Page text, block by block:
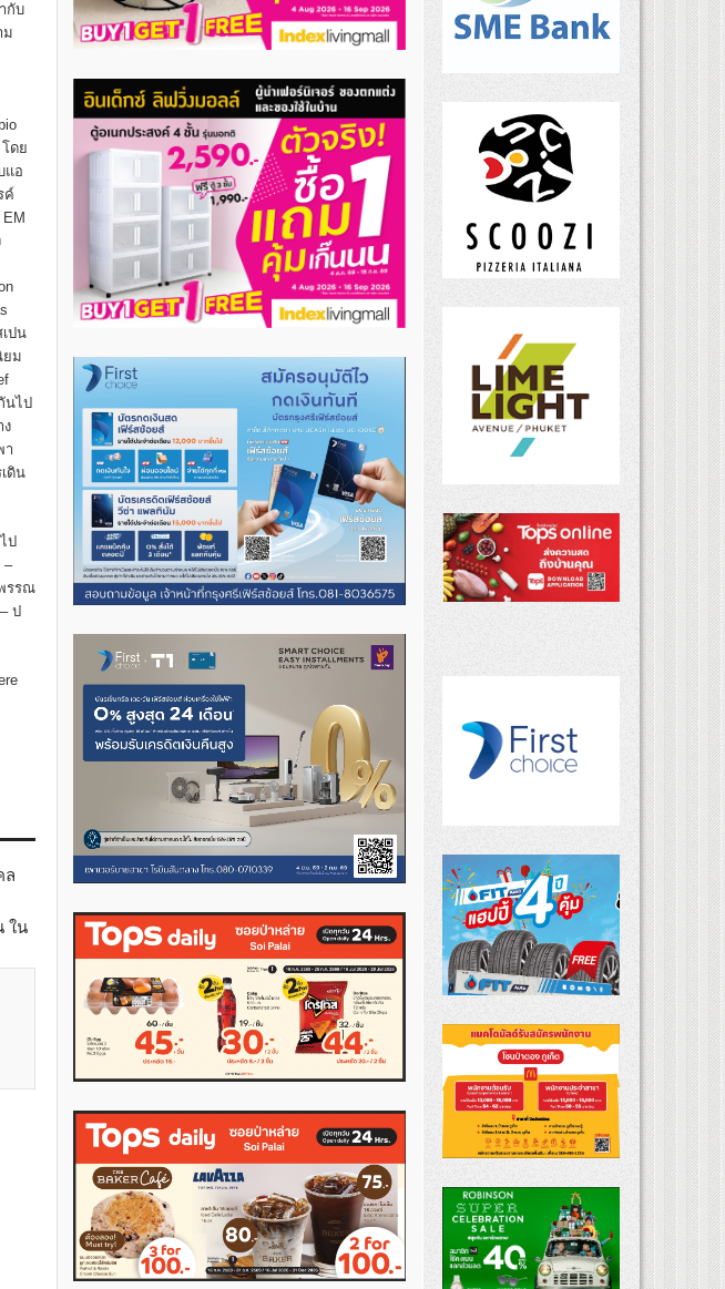
กับ
ม
ดย
แอ
ค์
ปน
ยม
ไป
ง
า
ดิน
ป
–
รรณ
ป
ล
ใน